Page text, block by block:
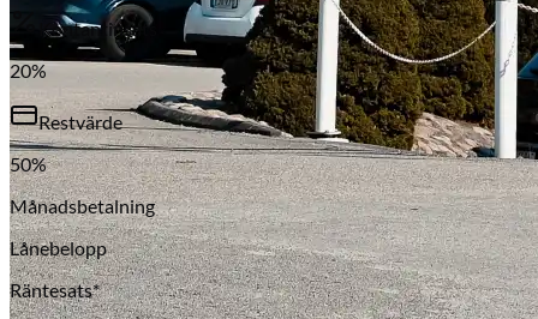
Kontantinsats
20%
Restvärde
50%
Månadsbetalning
Lånebelopp
Räntesats*